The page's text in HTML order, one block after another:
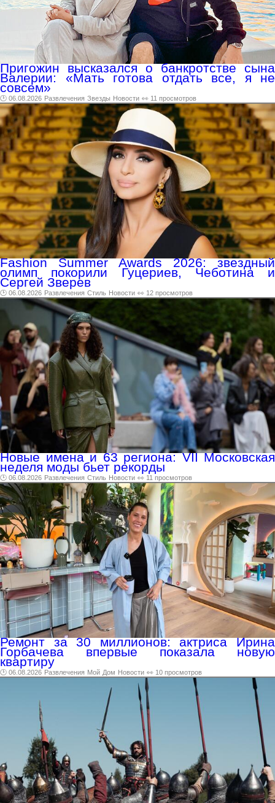
Пригожин высказался о банкротстве сына
Валерии: «Мать готова отдать все, я не
совсем»
🕑 06.08.2026 Развлечения Звезды Новости 👀 11 просмотров
Fashion Summer Awards 2026: звездный
олимп покорили Гуцериев, Чеботина и
Сергей Зверев
🕑 06.08.2026 Развлечения Стиль Новости 👀 12 просмотров
Новые имена и 63 региона: VII Московская
неделя моды бьет рекорды
🕑 06.08.2026 Развлечения Стиль Новости 👀 11 просмотров
Ремонт за 30 миллионов: актриса Ирина
Горбачева впервые показала новую
квартиру
🕑 06.08.2026 Развлечения Мой Дом Новости 👀 10 просмотров